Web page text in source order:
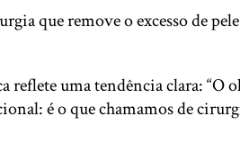
que remove o excesso de
uma tendência clara: “O
é o que chamamos de